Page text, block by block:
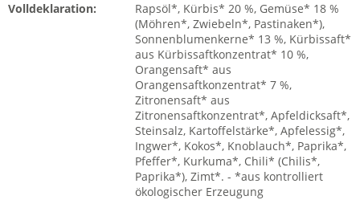
Volldeklaration:
Rapsöl*, Kürbis* 20 %, Gemüse* 18 %
(Möhren*, Zwiebeln*, Pastinaken*),
Sonnenblumenkerne* 13 %, Kürbissaft*
aus Kürbissaftkonzentrat* 10 %,
Orangensaft* aus
Orangensaftkonzentrat* 7 %,
Zitronensaft* aus
Zitronensaftkonzentrat*, Apfeldicksaft*,
Steinsalz, Kartoffelstärke*, Apfelessig*,
Ingwer*, Kokos*, Knoblauch*, Paprika*,
Pfeffer*, Kurkuma*, Chili* (Chilis*,
Paprika*), Zimt*. - *aus kontrolliert
ökologischer Erzeugung